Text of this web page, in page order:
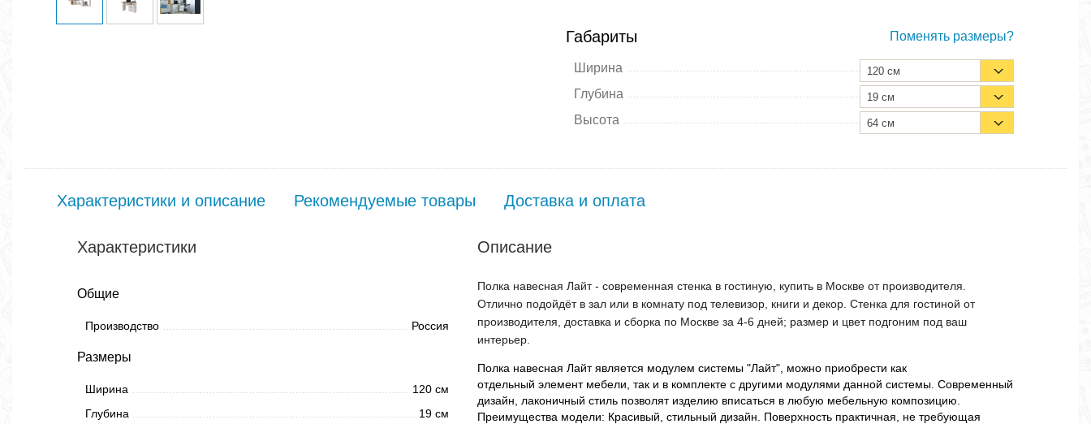
Габариты Поменять размеры?
Ширина 120 см
Глубина 19 см
Высота 64 см
Характеристики и описание Рекомендуемые товары Доставка и оплата
Характеристики
Общие
Производство Россия
Размеры
Ширина
120 см
Глубина
19 см
Описание
Полка навесная Лайт - современная стенка в гостиную, купить в Москве от производителя.
Отлично подойдёт в зал или в комнату под телевизор, книги и декор. Стенка для гостиной от
производителя, доставка и сборка по Москве за 4-6 дней; размер и цвет подгоним под ваш
интерьер.
Полка навесная Лайт является модулем системы "Лайт", можно приобрести как
отдельный элемент мебели, так и в комплекте с другими модулями данной системы. Современный
дизайн, лаконичный стиль позволят изделию вписаться в любую мебельную композицию.
Преимущества модели: Красивый, стильный дизайн. Поверхность практичная, не требующая